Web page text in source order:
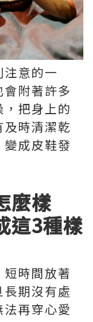
意的一
附著許多
把身上的
時清潔乾
成皮鞋發
麼樣
這3種樣
時間放著
期沒有處
再穿心愛